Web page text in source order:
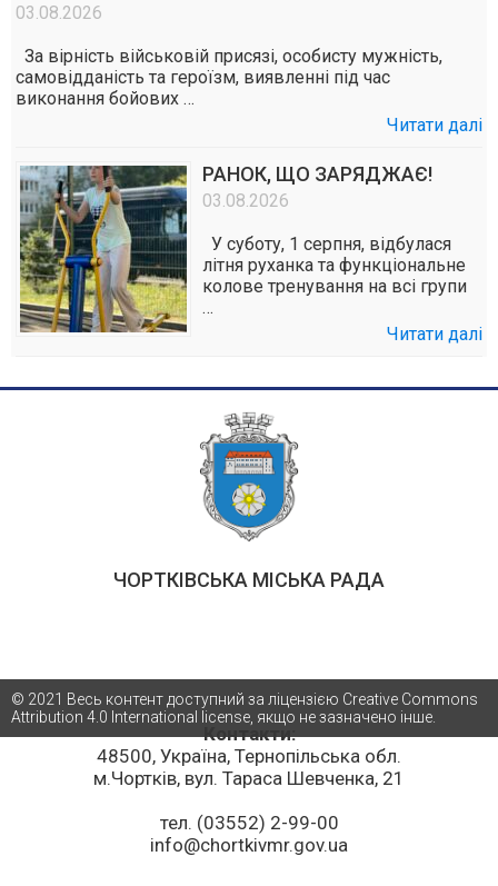
03.08.2026
За вірність військовій присязі, особисту мужність,
самовідданість та героїзм, виявленні під час
виконання бойових …
Читати далі
РАНОК, ЩО ЗАРЯДЖАЄ!
03.08.2026
У суботу, 1 серпня, відбулася
літня руханка та функціональне
колове тренування на всі групи
…
Читати далі
ЧОРТКІВСЬКА МІСЬКА РАДА
Контакти:
48500, Україна, Тернопільська обл.
м.Чортків, вул. Тараса Шевченка, 21
тел. (03552) 2-99-00
info@chortkivmr.gov.ua
© 2021 Весь контент доступний за ліцензією Creative Commons
Attribution 4.0 International license, якщо не зазначено інше.